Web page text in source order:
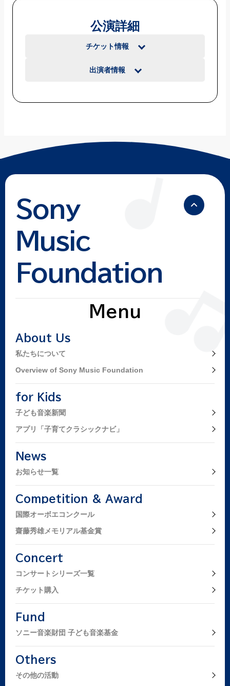
公演詳細
チケット情報
出演者情報
Sony
Music
Foundation
Menu
About Us
私たちについて
Overview of Sony Music Foundation
Concert
コンサートシリーズ一覧
チケット購入
for Kids
子ども音楽新聞
アプリ「子育てクラシックナビ」
Fund
ソニー音楽財団 子ども音楽基金
News
お知らせ一覧
Others
その他の活動
Competition & Award
国際オーボエコンクール
齋藤秀雄メモリアル基金賞